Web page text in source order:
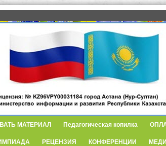
МАТЕРИАЛ Педагогическая копилка
РЕЦЕНЗИЯ КОНФЕРЕНЦИИ